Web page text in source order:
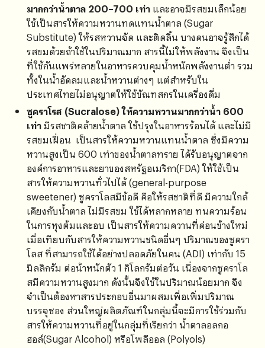
มากกว่าน้ำตาล 200–700 เท่า และอาจมีรสขมเล็กน้อย
ใช้เป็นสารให้ความหวานทดแทนน้ำตาล (Sugar
Substitute) ให้รสหวานจัด และติดลิ้น บางคนอาจรู้สึกได้
รสขมด้วยถ้าใช้ในปริมาณมาก สารนี้ไม่ให้พลังงาน จึงเป็น
ที่ใช้กันแพร่หลายในอาหารควบคุมน้ำหนักพลังงานต่ำ รวม
ทั้งในน้ำอัดลมและน้ำหวานต่างๆ แต่สำหรับใน
ประเทศไทยไม่อนุญาตให้ใช้ขัณฑสกรในเครื่องดื่ม
ซูคราโรส (Sucralose) ให้ความหวานมากกว่าน้ำ 600
เท่ามีรสชาติคล้ายน้ำตาล ใช้ปรุงในอาหารร้อนได้ และไม่มี
รสขมเฝื่อน เป็นสารให้ความหวานแทนน้ำตาล ซึ่งมีความ
หวานสูงเป็น 600 เท่าของน้ำตาลทราย ได้รับอนุญาตจาก
องค์การอาหารและยาของสหรัฐอเมริกา(FDA) ให้ใช้เป็น
สารให้ความหวานทั่วไปได้ (general-purpose
sweetener) ซูคราโลสมีข้อดี คือให้รสชาติที่ดี มีความใกล้
เคียงกับน้ำตาล ไม่มีรสขม ใช้ได้หลากหลาย ทนความร้อน
ในการหุงต้มและอบ เป็นสารให้ความควานที่ค่อนข้างใหม่
เมื่อเทียบกับสารให้ความหวานชนิดอื่นๆ ปริมาณของซูครา
โลส ที่สามารถใช้ได้อย่างปลอดภัยในคน (ADI) เท่ากับ 15
มิลลิกรัม ต่อน้าหนักตัว 1 กิโลกรัมต่อวัน เนื่องจากซูคราโล
สมีความหวานสูงมาก ดังนั้นจึงใช้ในปริมาณน้อยมาก จึง
จำเป็นต้องหาสารประกอบอื่นมาผสมเพื่อเพิ่มปริมาณ
บรรจุซอง ส่วนใหญ่ผลิตภัณฑ์ในกลุ่มนี้จะมีการใช้ร่วมกับ
สารให้ความหวานที่อยู่ในกลุ่มที่เรียกว่า น้ำตาลอลกอ
ฮอล์(Sugar Alcohol) หรือโพลีออล (Polyols)